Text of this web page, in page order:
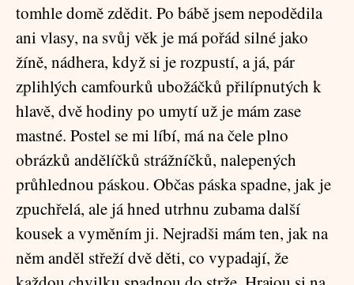
tomhle domě zdědit. Po bábě jsem nepodědila
ani vlasy, na svůj věk je má pořád silné jako
žíně, nádhera, když si je rozpustí, a já, pár
zplihlých camfourků ubožáčků přilípnutých k
hlavě, dvě hodiny po umytí už je mám zase
mastné. Postel se mi líbí, má na čele plno
obrázků andělíčků strážníčků, nalepených
průhlednou páskou. Občas páska spadne, jak je
zpuchřelá, ale já hned utrhnu zubama další
kousek a vyměním ji. Nejradši mám ten, jak na
něm anděl střeží dvě děti, co vypadají, že